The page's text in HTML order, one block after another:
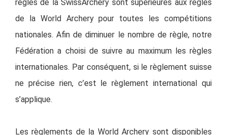
règles de la SwissArchery sont supérieures aux règles
de la World Archery pour toutes les compétitions
nationales. Afin de diminuer le nombre de règle, notre
Fédération a choisi de suivre au maximum les règles
internationales. Par conséquent, si le règlement suisse
ne précise rien, c’est le règlement international qui
s’applique.
Les règlements de la World Archery sont disponibles